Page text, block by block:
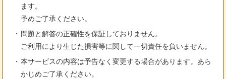
ます。
予めご了承ください。
問題と解答の正確性を保証しておりません。
ご利用により生じた損害等に関して一切責任を負いません。
本サービスの内容は予告なく変更する場合があります。あら
かじめご了承ください。